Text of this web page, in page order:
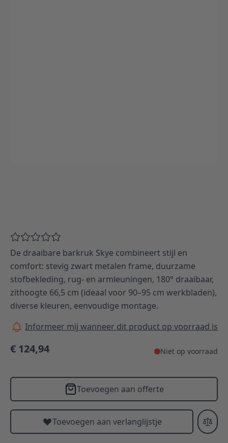
De draaibare barkruk Skye combineert stijl en
comfort: stevig zwart metalen frame, duurzame
stofbekleding, rug- en armleuningen, 180° draaibaar,
zithoogte 66,5 cm (ideaal voor 90–95 cm werkbladen),
diverse kleuren, eenvoudige montage.
Informeer mij wanneer dit product op voorraad is
€ 124,94 Niet op voorraad
Toevoegen aan offerte
Toevoegen aan verlanglijstje